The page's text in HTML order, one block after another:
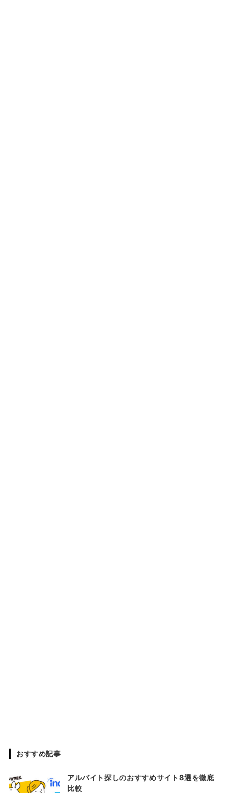
おすすめ記事
アルバイト探しのおすすめサイト8選を徹底
比較